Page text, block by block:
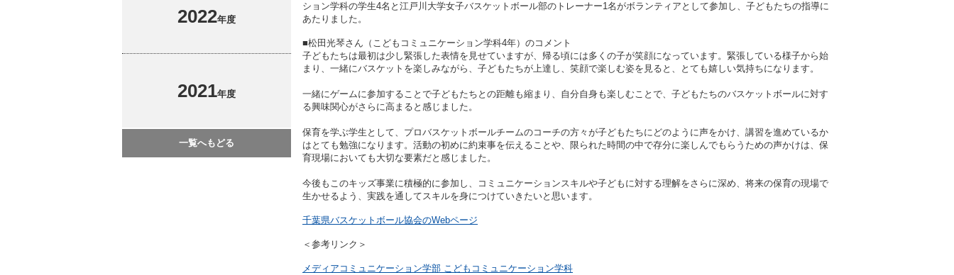
2022年度
2021年度
一覧へもどる
ション学科の学生4名と江戸川大学女子バスケットボール部のトレーナー1名がボランティアとして参加し、子どもたちの指導に
あたりました。
■松田光琴さん（こどもコミュニケーション学科4年）のコメント
子どもたちは最初は少し緊張した表情を見せていますが、帰る頃には多くの子が笑顔になっています。緊張している様子から始
まり、一緒にバスケットを楽しみながら、子どもたちが上達し、笑顔で楽しむ姿を見ると、とても嬉しい気持ちになります。
一緒にゲームに参加することで子どもたちとの距離も縮まり、自分自身も楽しむことで、子どもたちのバスケットボールに対す
る興味関心がさらに高まると感じました。
保育を学ぶ学生として、プロバスケットボールチームのコーチの方々が子どもたちにどのように声をかけ、講習を進めているか
はとても勉強になります。活動の初めに約束事を伝えることや、限られた時間の中で存分に楽しんでもらうための声かけは、保
育現場においても大切な要素だと感じました。
今後もこのキッズ事業に積極的に参加し、コミュニケーションスキルや子どもに対する理解をさらに深め、将来の保育の現場で
生かせるよう、実践を通してスキルを身につけていきたいと思います。
千葉県バスケットボール協会のWebページ
＜参考リンク＞
メディアコミュニケーション学部 こどもコミュニケーション学科